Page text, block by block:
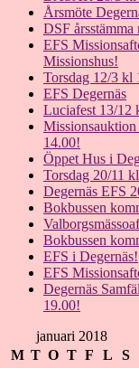
Årsmöte
DSF
EFS
Missionshus!
Torsdag 12/3 kl
EFS Degernäs
Luciafest 13/12
14.00!
Öppet Hus i
Torsdag 20/11
Degernäs EFS
Bokbussen
Bokbussen
EFS i Degernäs!
EFS
Degernäs
19.00!
januari 2018
M T O T F L
S